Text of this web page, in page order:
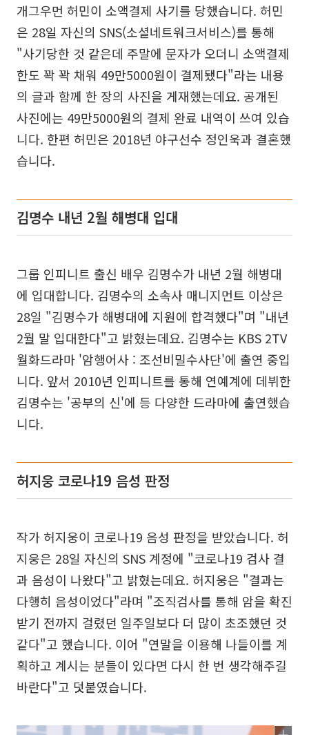
개그우먼 허민이 소액결제 사기를 당했습니다. 허민
은 28일 자신의 SNS(소셜네트워크서비스)를 통해
"사기당한 것 같은데 주말에 문자가 오더니 소액결제
한도 꽉 꽉 채워 49만5000원이 결제됐다"라는 내용
의 글과 함께 한 장의 사진을 게재했는데요. 공개된
사진에는 49만5000원의 결제 완료 내역이 쓰여 있습
니다. 한편 허민은 2018년 야구선수 정인욱과 결혼했
습니다.
김명수 내년 2월 해병대 입대
그룹 인피니트 출신 배우 김명수가 내년 2월 해병대
에 입대합니다. 김명수의 소속사 매니지먼트 이상은
28일 "김명수가 해병대에 지원에 합격했다"며 "내년
2월 말 입대한다"고 밝혔는데요. 김명수는 KBS 2TV
월화드라마 '암행어사 : 조선비밀수사단'에 출연 중입
니다. 앞서 2010년 인피니트를 통해 연예계에 데뷔한
김명수는 '공부의 신'에 등 다양한 드라마에 출연했습
니다.
허지웅 코로나19 음성 판정
작가 허지웅이 코로나19 음성 판정을 받았습니다. 허
지웅은 28일 자신의 SNS 계정에 "코로나19 검사 결
과 음성이 나왔다"고 밝혔는데요. 허지웅은 "결과는
다행히 음성이었다"라며 "조직검사를 통해 암을 확진
받기 전까지 걸렸던 일주일보다 더 많이 초조했던 것
같다"고 했습니다. 이어 "연말을 이용해 나들이를 계
획하고 계시는 분들이 있다면 다시 한 번 생각해주길
바란다"고 덧붙였습니다.